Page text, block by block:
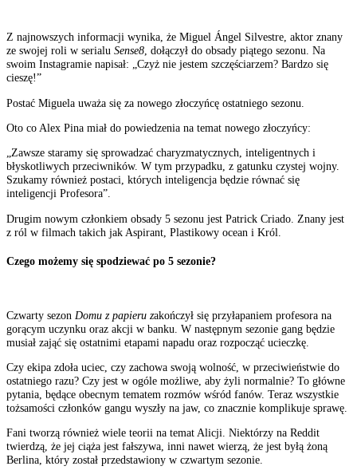
Z najnowszych informacji wynika, że Miguel Ángel Silvestre, aktor znany
ze swojej roli w serialu Sense8, dołączył do obsady piątego sezonu. Na
swoim Instagramie napisał: „Czyż nie jestem szczęściarzem? Bardzo się
cieszę!”
Postać Miguela uważa się za nowego złoczyńcę ostatniego sezonu.
Oto co Alex Pina miał do powiedzenia na temat nowego złoczyńcy:
„Zawsze staramy się sprowadzać charyzmatycznych, inteligentnych i
błyskotliwych przeciwników. W tym przypadku, z gatunku czystej wojny.
Szukamy również postaci, których inteligencja będzie równać się
inteligencji Profesora”.
Drugim nowym członkiem obsady 5 sezonu jest Patrick Criado . Znany jest
z ról w filmach takich jak Aspirant, Plastikowy ocean i Król.
Czego możemy się spodziewać po 5 sezonie?
Czwarty sezon Domu z papieru zakończył się przyłapaniem profesora na
gorącym uczynku oraz akcji w banku. W następnym sezonie gang będzie
musiał zająć się ostatnimi etapami napadu oraz rozpocząć ucieczkę.
Czy ekipa zdoła uciec, czy zachowa swoją wolność, w przeciwieństwie do
ostatniego razu? Czy jest w ogóle możliwe, aby żyli normalnie? To główne
pytania, będące obecnym tematem rozmów wśród fanów. Teraz wszystkie
tożsamości członków gangu wyszły na jaw, co znacznie komplikuje sprawę.
Fani tworzą również wiele teorii na temat Alicji. Niektórzy na Reddit
twierdzą, że jej ciąża jest fałszywa, inni nawet wierzą, że jest byłą żoną
Berlina, który został przedstawiony w czwartym sezonie.